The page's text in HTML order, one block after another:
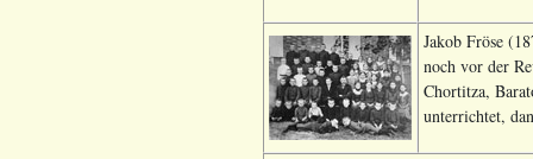
Jakob Fröse
noch vor der
Chortitza,
unterrichtet,